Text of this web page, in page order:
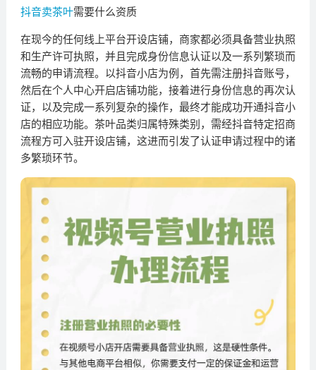
抖音卖茶叶需要什么资质
在现今的任何线上平台开设店铺，商家都必须具备营业执照
和生产许可执照，并且完成身份信息认证以及一系列繁琐而
流畅的申请流程。以抖音小店为例，首先需注册抖音账号，
然后在个人中心开启店铺功能，接着进行身份信息的再次认
证，以及完成一系列复杂的操作，最终才能成功开通抖音小
店的相应功能。茶叶品类归属特殊类别，需经抖音特定招商
流程方可入驻开设店铺，这进而引发了认证申请过程中的诸
多繁琐环节。